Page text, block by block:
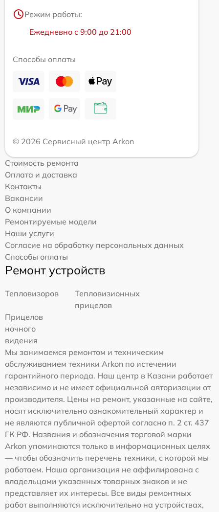
Режим работы:
Ежедневно с 9:00 до 21:00
Способы оплаты
© 2026 Сервисный центр Arkon
Стоимость ремонта
Оплата и доставка
Контакты
Вакансии
О компании
Ремонтируемые модели
Наши услуги
Согласие на обработку персональных данных
Способы оплаты
Ремонт устройств
Тепловизоров
Тепловизионных
прицелов
Прицелов
ночного
видения
Мы занимаемся ремонтом и техническим
обслуживанием техники Arkon по истечении
гарантийного периода. Наш центр в Казани работает
независимо и не имеет официальной авторизации от
производителя. Цены на ремонт, указанные на сайте,
носят исключительно ознакомительный характер и
не являются публичной офертой согласно п. 2 ст. 437
ГК РФ. Названия и обозначения торговой марки
Arkon упоминаются только в информационных целях
— чтобы обозначить перечень техники, с которой мы
работаем. Наша организация не аффилирована с
владельцами указанных товарных знаков и не
представляет их интересы. Все виды ремонтных
работ выполняются исключительно на устройствах,